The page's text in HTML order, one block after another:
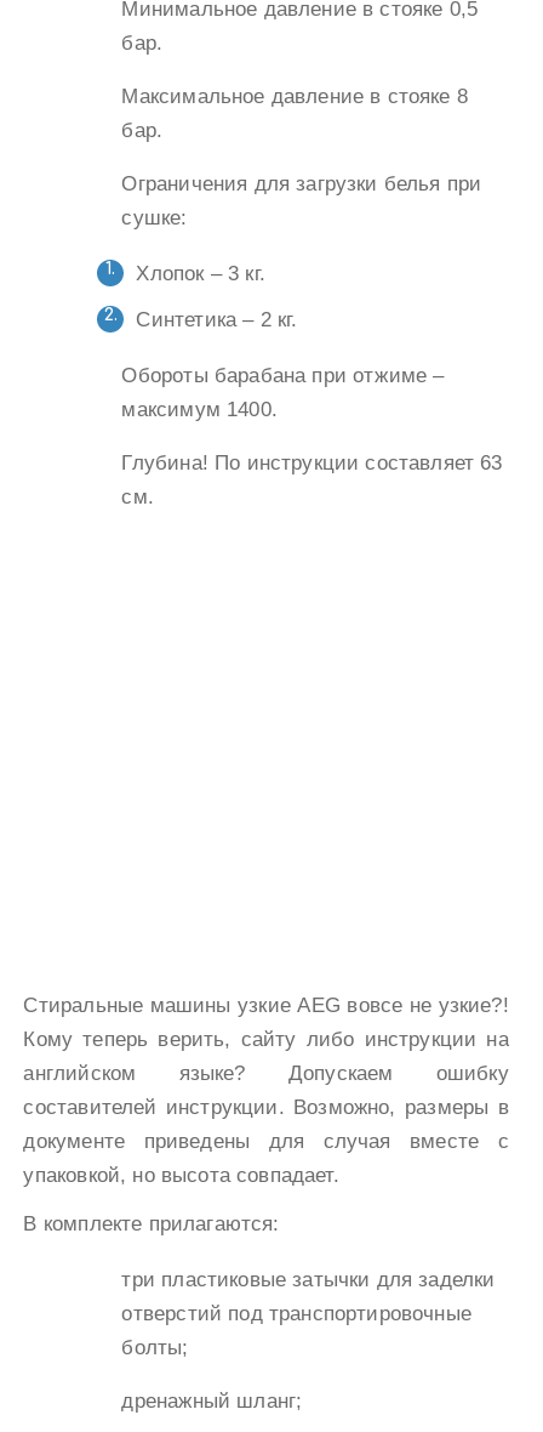
Минимальное давление в стояке 0,5
бар.
Максимальное давление в стояке 8
бар.
Ограничения для загрузки белья при
сушке:
Хлопок – 3 кг.
Синтетика – 2 кг.
Обороты барабана при отжиме –
максимум 1400.
Глубина! По инструкции составляет 63
см.
Стиральные машины узкие AEG вовсе не узкие?!
Кому теперь верить, сайту либо инструкции на
английском языке? Допускаем ошибку
составителей инструкции. Возможно, размеры в
документе приведены для случая вместе с
упаковкой, но высота совпадает.
В комплекте прилагаются:
три пластиковые затычки для заделки
отверстий под транспортировочные
болты;
дренажный шланг;